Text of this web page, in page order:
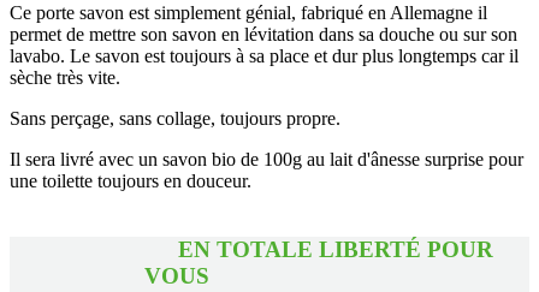
Ce porte savon est simplement génial, fabriqué en Allemagne il
permet de mettre son savon en lévitation dans sa douche ou sur son
lavabo. Le savon est toujours à sa place et dur plus longtemps car il
sèche très vite.
Sans perçage, sans collage, toujours propre.
Il sera livré avec un savon bio de 100g au lait d'ânesse surprise pour
une toilette toujours en douceur.
EN TOTALE LIBERTÉ POUR
VOUS